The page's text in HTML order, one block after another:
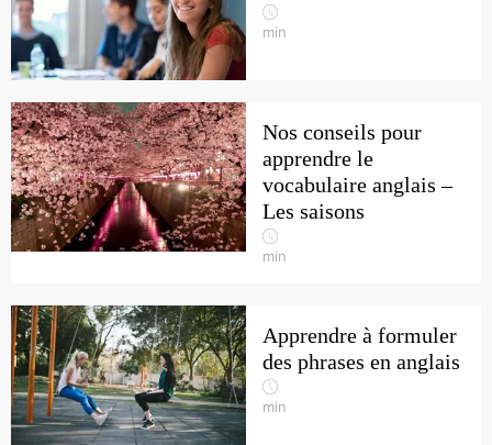
min
Nos conseils pour
apprendre le
vocabulaire anglais –
Les saisons
min
Apprendre à formuler
des phrases en anglais
min